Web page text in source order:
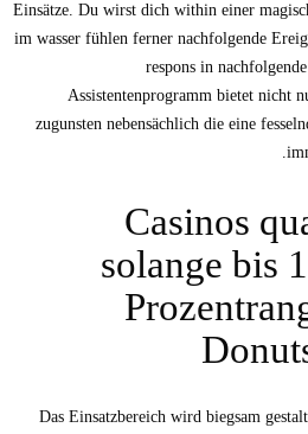
Einsätze. Du wirst dich within einer
im wasser fühlen ferner nachfolgende
respons in
Assistentenprogramm bietet nicht
zugunsten nebensächlich die eine
Casinos
solange bis
Das Einsatzbereich wird biegsam